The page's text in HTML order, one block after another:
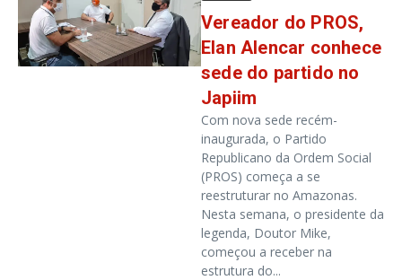
Vereador do PROS,
Elan Alencar conhece
sede do partido no
Japiim
Com nova sede recém-
inaugurada, o Partido
Republicano da Ordem Social
(PROS) começa a se
reestruturar no Amazonas.
Nesta semana, o presidente da
legenda, Doutor Mike,
começou a receber na
estrutura do...